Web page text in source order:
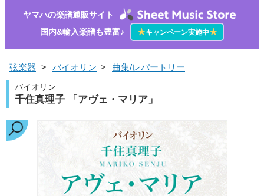
ヤマハの楽譜通販サイト
国内&輸入楽譜も豊富♪
★キャンペーン実施中★
弦楽器 > バイオリン > 曲集/レパートリー
バイオリン
千住真理子 「アヴェ・マリア」